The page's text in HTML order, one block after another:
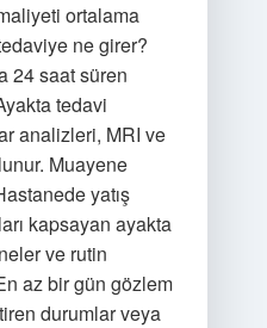
ortalama
ne girer?
24 saat süren
tedavi
analizleri, MRI ve
Muayene
yatış
kapsayan ayakta
ve rutin
az bir gün gözlem
durumlar veya